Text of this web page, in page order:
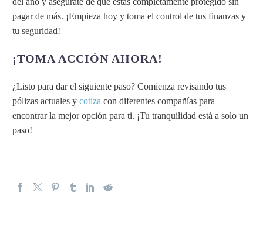
pagar de más. ¡Empieza hoy y toma el control de tus finanzas y
tu seguridad!
¡TOMA ACCIÓN AHORA!
¿Listo para dar el siguiente paso? Comienza revisando tus
pólizas actuales y cotiza con diferentes compañías para
encontrar la mejor opción para ti. ¡Tu tranquilidad está a solo un
paso!